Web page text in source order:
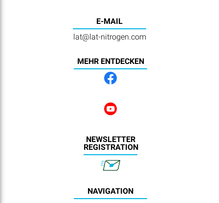
E-MAIL
lat@lat-nitrogen.com
MEHR ENTDECKEN
NEWSLETTER
REGISTRATION
NAVIGATION